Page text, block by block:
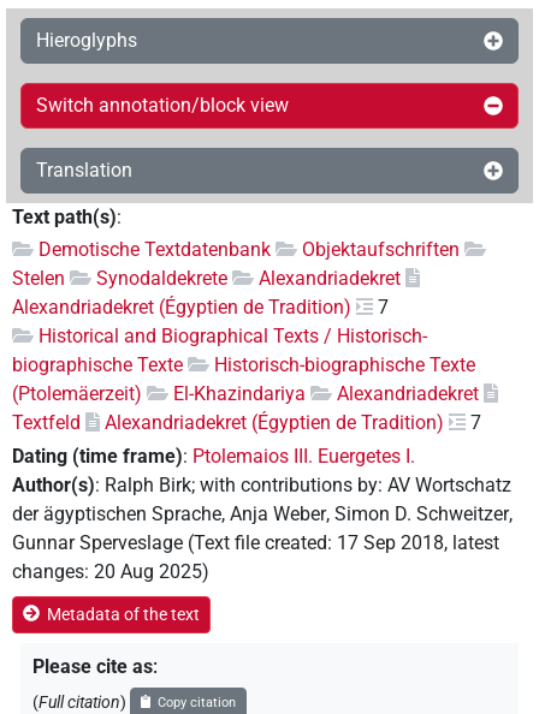
Hieroglyphs
Switch annotation/block view
Translation
Text path(s):
Demotische Textdatenbank
Objektaufschriften
Stelen
Synodaldekrete
Alexandriadekret
Alexandriadekret (Égyptien de Tradition)
7
Historical and Biographical Texts / Historisch-
biographische Texte
Historisch-biographische Texte
(Ptolemäerzeit)
El-Khazindariya
Alexandriadekret
Textfeld
Alexandriadekret (Égyptien de Tradition)
7
Dating (time frame): Ptolemaios III. Euergetes I.
Author(s): Ralph Birk; with contributions by: AV Wortschatz
der ägyptischen Sprache, Anja Weber, Simon D. Schweitzer,
Gunnar Sperveslage (Text file created: 17 Sep 2018, latest
changes: 20 Aug 2025)
Metadata of the text
Please cite as:
(Full citation) Copy citation